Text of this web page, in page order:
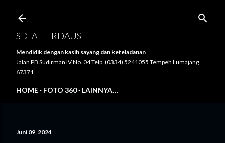
SDI AL FIRDAUS
Mendidik dengan kasih sayang dan keteladanan
Jalan PB Sudirman IV No. 04 Telp. (0334) 5241055 Tempeh Lumajang
67371
HOME FOTO 360 LAINNYA…
Juni 09, 2024